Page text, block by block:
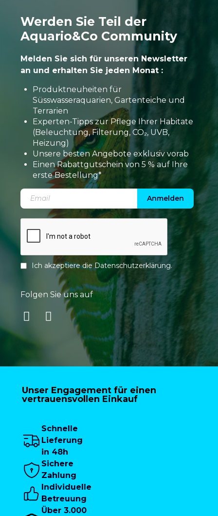
Werden Sie Teil der
Aquario&Co Community
Melden Sie sich für unseren Newsletter
an und erhalten Sie jeden Monat :
Produktneuheiten für
Süsswasseraquarien, Gartenteiche und
Terrarien
Experten-Tipps zur Pflege Ihrer Habitate
(Beleuchtung, Filterung, CO₂, UVB,
Heizung)
Unsere besten Angebote exklusiv vorab
Einen Rabattgutschein von 5 % auf Ihre
erste Bestellung*
Anmelden
Ich akzeptiere dieDatenschutzerklärung.
Folgen Sie uns auf
Unser Engagement für einen
vertrauensvollen Einkauf
Schnelle
Lieferung
in 48h
Sichere
Zahlung
Individuelle
Betreuung
Über 3.000